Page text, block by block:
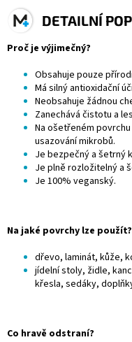
DETAILNÍ
Proč je výjimečný?
Obsahuje pouze
Má silný antioxidační
Neobsahuje žádnou
Zanechává čistotu a
Na ošetřeném
usazování mikrobů.
Je bezpečný a šetrný
Je plně rozložitelný a
Je 100% veganský.
Na jaké povrchy lze použít?
dřevo, laminát, kůže,
jídelní stoly, židle,
křesla, sedáky,
Co hravě odstraní?